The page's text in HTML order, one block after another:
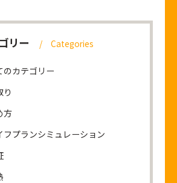
リー Categories
のカテゴリー
り
方
フプランシミュレーション